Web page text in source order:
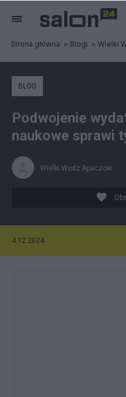
Strona główna Blogi Wielki
BLOG
Podwojenie
naukowe sprawi
Wielki Wodz Apaczow
4.12.2024